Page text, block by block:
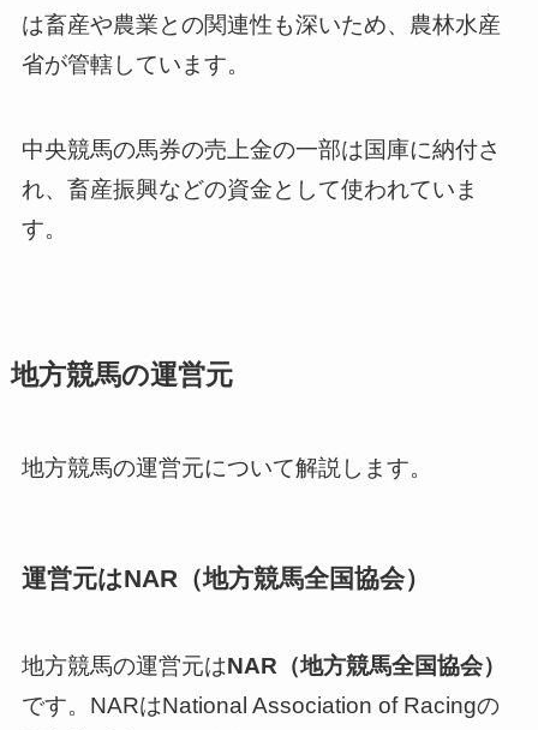
は畜産や農業との関連性も深いため、農林水産
省が管轄しています。
中央競馬の馬券の売上金の一部は国庫に納付さ
れ、畜産振興などの資金として使われていま
す。
地方競馬の運営元
地方競馬の運営元について解説します。
運営元はNAR（地方競馬全国協会）
地方競馬の運営元はNAR（地方競馬全国協会）
です。NARはNational Association of Racingの